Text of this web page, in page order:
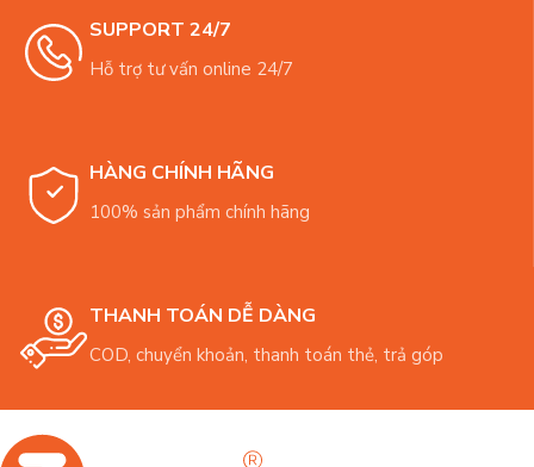
SUPPORT 24/7
Hỗ trợ tư vấn online 24/7
HÀNG CHÍNH HÃNG
100% sản phẩm chính hãng
THANH TOÁN DỄ DÀNG
COD, chuyển khoản, thanh toán thẻ, trả góp